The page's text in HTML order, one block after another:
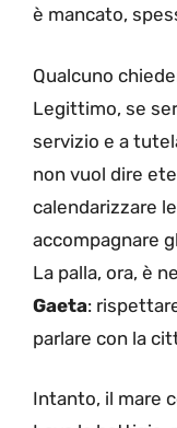
è mancato,
Qualcuno
Legittimo, se
servizio e a
non vuol dire
calendarizzare
accompagnare
La palla, ora, è
Gaeta:
parlare con la
Intanto, il mare